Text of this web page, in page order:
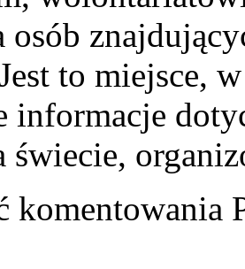
osób
to miejsce,
informacje
świecie,
komentowania